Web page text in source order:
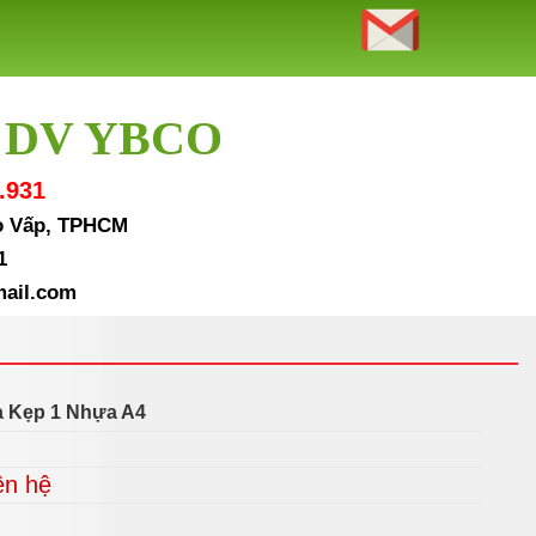
YBCO
TPHCM
Kẹp 1 Nhựa A4
hệ